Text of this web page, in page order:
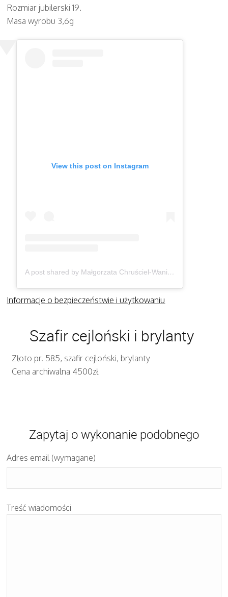
Rozmiar jubilerski 19.
Masa wyrobu 3,6g
View this post on Instagram
A post shared by Małgorzata Chruściel-Waniek (@gosiawaniek)
Informacje o bezpieczeństwie i użytkowaniu
Szafir cejloński i brylanty
Złoto pr. 585, szafir cejloński, brylanty
Cena archiwalna 4500zł
Zapytaj o wykonanie podobnego
Adres email (wymagane)
Treść wiadomości